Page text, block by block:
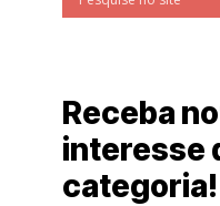
Receba
interesse
categoria!